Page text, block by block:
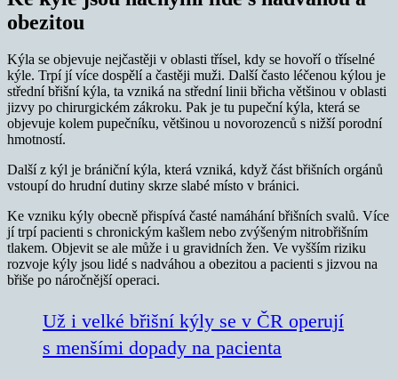
obezitou
Kýla se objevuje nejčastěji v oblasti třísel, kdy se hovoří o tříselné
kýle. Trpí jí více dospělí a častěji muži. Další často léčenou kýlou je
střední břišní kýla, ta vzniká na střední linii břicha většinou v oblasti
jizvy po chirurgickém zákroku. Pak je tu pupeční kýla, která se
objevuje kolem pupečníku, většinou u novorozenců s nižší porodní
hmotností.
Další z kýl je brániční kýla, která vzniká, když část břišních orgánů
vstoupí do hrudní dutiny skrze slabé místo v bránici.
Ke vzniku kýly obecně přispívá časté namáhání břišních svalů. Více
jí trpí pacienti s chronickým kašlem nebo zvýšeným nitrobřišním
tlakem. Objevit se ale může i u gravidních žen. Ve vyšším riziku
rozvoje kýly jsou lidé s nadváhou a obezitou a pacienti s jizvou na
břiše po náročnější operaci.
Už i velké břišní kýly se v ČR operují
s menšími dopady na pacienta